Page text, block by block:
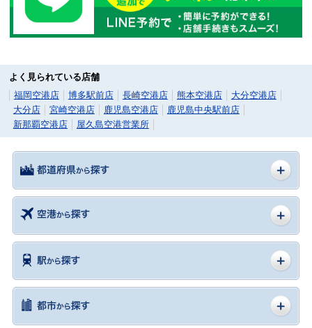
よく見られている店舗
福岡空港店
博多駅前店 長崎空港店 熊本空港店
大分空港店
大分店
宮崎空港店 鹿児島空港店
鹿児島中央駅前店
新那覇空港店
屋久島空港営業所